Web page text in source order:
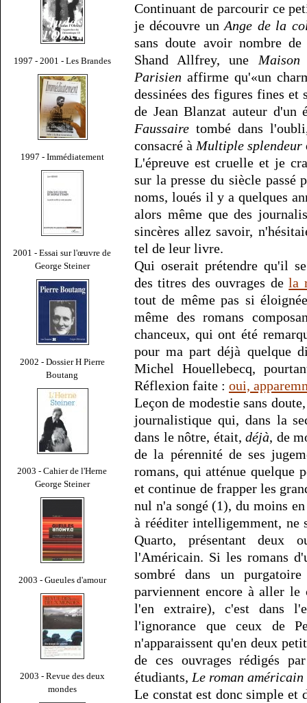
1997 - 2001 - Les Brandes
1997 - Immédiatement
2001 - Essai sur l'œuvre de
George Steiner
2002 - Dossier H Pierre
Boutang
2003 - Cahier de l'Herne
George Steiner
2003 - Gueules d'amour
2003 - Revue des deux
mondes
Continuant de parcourir ce
je découvre unAnge de la
sans doute avoir nombre
Shand Allfrey, une Maison
Parisien affirme qu'«un
dessinées des figures fines et
de Jean Blanzat auteur
Faussaire tombé dans
consacré à Multiple splendeur
L'épreuve est cruelle et je
sur la presse du siècle passé
noms, loués il y a quelques
alors même que des
sincères allez savoir,
tel de leur livre.
Qui oserait prétendre qu'il
des titres des ouvrages dela
tout de même pas si
même des romans
chanceux, qui ont été
pour ma part déjà quelque
Michel Houellebecq,
Réflexion faite : oui,
Leçon de modestie sans
journalistique qui, dans la
dans le nôtre, était,déjà, de
de la pérennité de ses
romans, qui atténue quelque
et continue de frapper les
nul n'a songé (1), du moins
à rééditer intelligemment, ne
Quarto, présentant deux
l'Américain. Si les romans
sombré dans un
parviennent encore à aller le
l'en extraire), c'est dans
l'ignorance que ceux de
n'apparaissent qu'en deux
de ces ouvrages rédigés
étudiants, Le roman américain
Le constat est donc simple et